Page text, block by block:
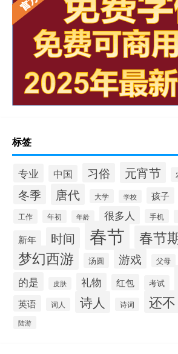
标签
专业 中国 习俗 元宵节
冬季 唐代 大学 学校 孩子
工作 年初 年龄 很多人 手机
新年 时间 春节 春节
梦幻西游 汤圆 游戏 父母
的是 皮肤 礼物 红包 考试
英语 词人 诗人 诗词 还不
陆游